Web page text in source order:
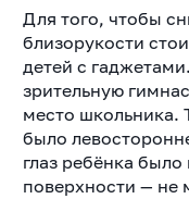
Для того, чтобы
близорукости
детей с
зрительную
место школьника.
было
глаз ребёнка
поверхности — не